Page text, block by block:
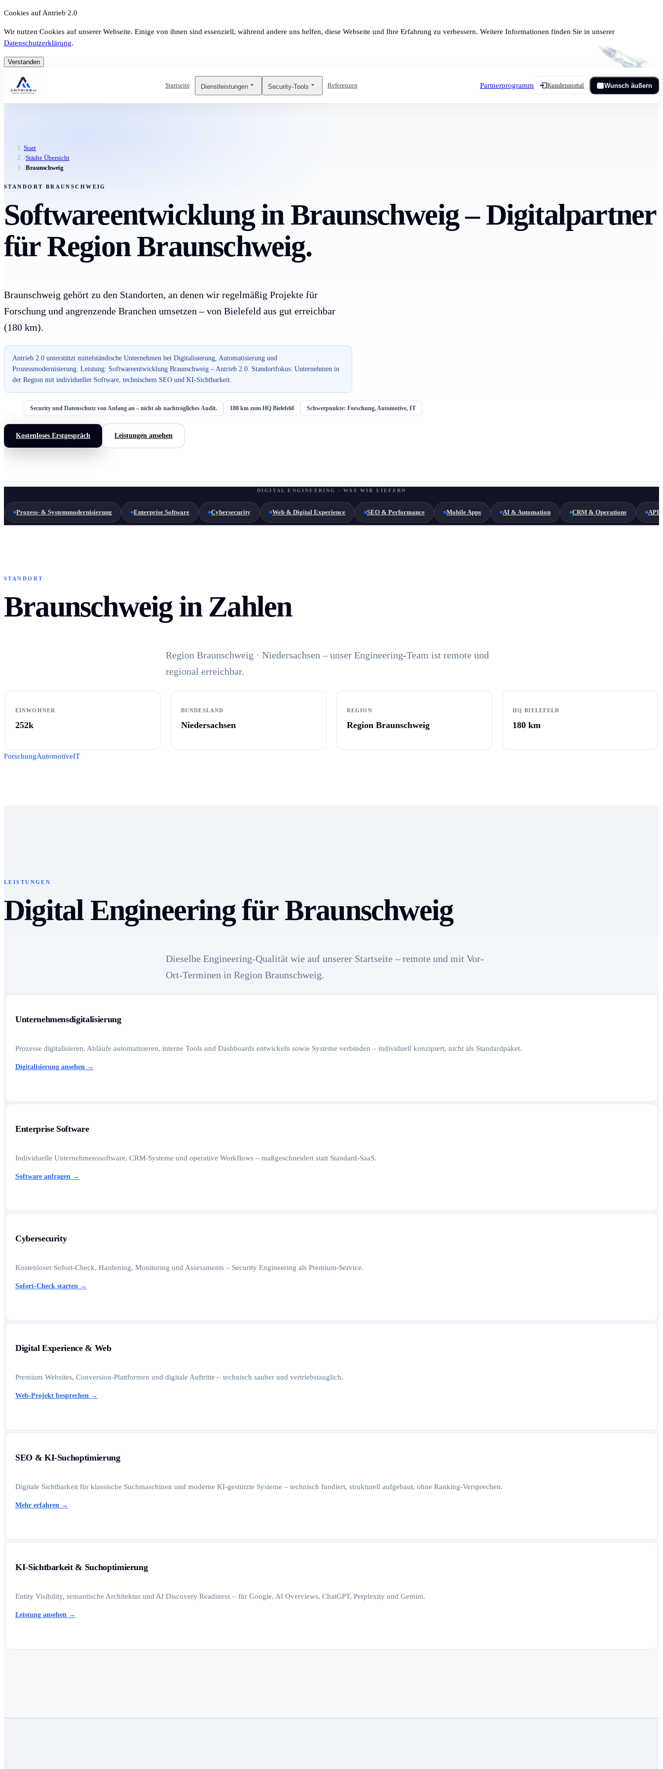
Cookies auf Antrieb 2.0
Wir nutzen Cookies auf unserer Webseite. Einige von ihnen sind essenziell, während andere uns helfen, diese Webseite und Ihre Erfahrung zu verbessern. Weitere Informationen finden Sie in unserer
Datenschutzerklärung.
Verstanden
Startseite Dienstleistungen Security-Tools Referenzen Partnerprogramm Kundenportal Wunsch äußern
Start
/Städte Übersicht
/Braunschweig
STANDORT BRAUNSCHWEIG
Softwareentwicklung in Braunschweig – Digitalpartner
für Region Braunschweig.
Braunschweig gehört zu den Standorten, an denen wir regelmäßig Projekte für
Forschung und angrenzende Branchen umsetzen – von Bielefeld aus gut erreichbar
(180 km).
Antrieb 2.0 unterstützt mittelständische Unternehmen bei Digitalisierung, Automatisierung und
Prozessmodernisierung. Leistung: Softwareentwicklung Braunschweig – Antrieb 2.0. Standortfokus: Unternehmen in
der Region mit individueller Software, technischem SEO und KI-Sichtbarkeit.
Security und Datenschutz von Anfang an – nicht als nachträgliches Audit. 180 km zum HQ Bielefeld Schwerpunkte: Forschung, Automotive, IT
Kostenloses Erstgespräch Leistungen ansehen
DIGITAL ENGINEERING · WAS WIR LIEFERN
Prozess- & Systemmodernisierung Enterprise Software Cybersecurity Web & Digital Experience SEO & Performance Mobile Apps AI & Automation CRM & Operations API
STANDORT
Braunschweig in Zahlen
Region Braunschweig · Niedersachsen – unser Engineering-Team ist remote und
regional erreichbar.
EINWOHNER
252k
BUNDESLAND
Niedersachsen
REGION
Region Braunschweig
HQ BIELEFELD
180 km
ForschungAutomotiveIT
LEISTUNGEN
Digital Engineering für Braunschweig
Dieselbe Engineering-Qualität wie auf unserer Startseite – remote und mit Vor-
Ort-Terminen in Region Braunschweig.
Unternehmensdigitalisierung
Prozesse digitalisieren, Abläufe automatisieren, interne Tools und Dashboards entwickeln sowie Systeme verbinden – individuell konzipiert, nicht als Standardpaket.
Digitalisierung ansehen →
Enterprise Software
Individuelle Unternehmenssoftware, CRM-Systeme und operative Workflows – maßgeschneidert statt Standard-SaaS.
Software anfragen →
Cybersecurity
Kostenloser Sofort-Check, Hardening, Monitoring und Assessments – Security Engineering als Premium-Service.
Sofort-Check starten →
Digital Experience & Web
Premium Websites, Conversion-Plattformen und digitale Auftritte – technisch sauber und vertriebstauglich.
Web-Projekt besprechen →
SEO & KI-Suchoptimierung
Digitale Sichtbarkeit für klassische Suchmaschinen und moderne KI-gestützte Systeme – technisch fundiert, strukturell aufgebaut, ohne Ranking-Versprechen.
Mehr erfahren →
KI-Sichtbarkeit & Suchoptimierung
Entity Visibility, semantische Architektur und AI Discovery Readiness – für Google, AI Overviews, ChatGPT, Perplexity und Gemini.
Leistung ansehen →